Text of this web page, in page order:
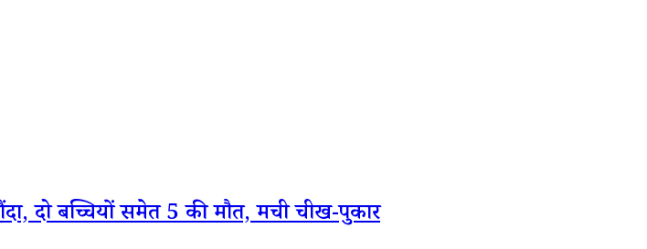
दो बच्चियों समेत 5 की मौत, मची चीख-पुकार